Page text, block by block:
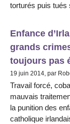
torturés puis tués
Enfance
grands
toujours pas
19 juin 2014, par
Travail forcé,
mauvais
la punition des
catholique